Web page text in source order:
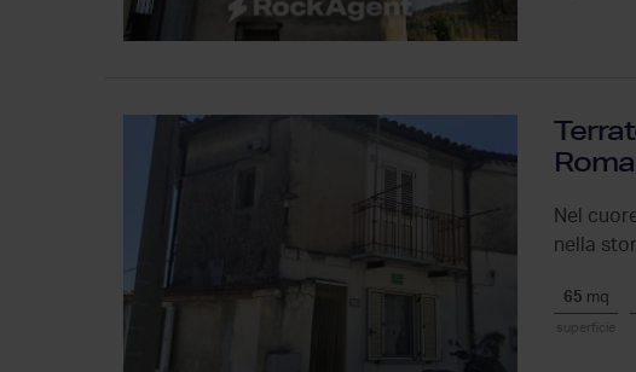
Nel
nella
65 mq
superficie